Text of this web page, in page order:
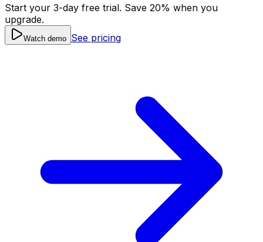
Start your 3-day free trial. Save 20% when you
upgrade.
Watch demo See pricing